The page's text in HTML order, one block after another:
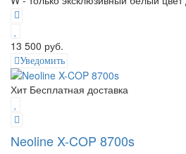
13 500 руб.
Уведомить
Хит Бесплатная доставка
Neoline X-COP 8700s